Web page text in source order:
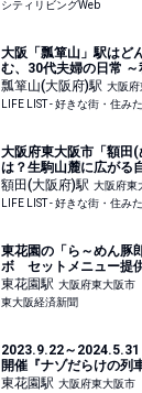
シティリビングWeb
大阪「瓢箪山」駅はど
む、30代夫婦の日常
LIST - 好きな街・住み
瓢箪山(大阪府)駅 大阪府
LIFE LIST - 好きな街・住み
大阪府東大阪市「額田
は？生駒山麓に広がる
- 好きな街・住みたい街
額田(大阪府)駅 大阪府東
LIFE LIST - 好きな街・住み
東花園の「ら～めん豚
ボ セットメニュー提
東花園駅 大阪府東大阪市
東大阪経済新聞
2023.9.22～2024.5.31
開催『ナゾだらけの列
東花園駅 大阪府東大阪市